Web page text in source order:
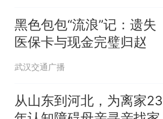
黑色包包“流浪”记：遗失
医保卡与现金完璧归赵
武汉交通广播
从山东到河北，为离家23